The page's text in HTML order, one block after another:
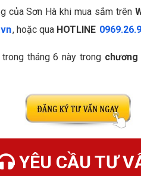
của Sơn Hà khi mua sắm trên
, hoặc qua HOTLINE
tháng 6 này trong
YÊU CẦU TƯ